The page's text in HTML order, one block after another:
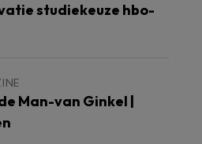
studiekeuze hbo-
Man-van Ginkel |